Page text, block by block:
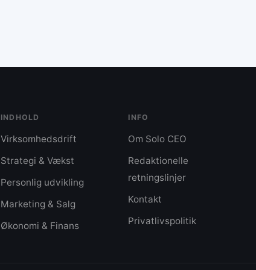
INDHOLD
Virksomhedsdrift
Strategi & Vækst
Personlig udvikling
Marketing & Salg
Økonomi & Finans
INFO
Om Solo CEO
Redaktionelle
retningslinjer
Kontakt
Privatlivspolitik